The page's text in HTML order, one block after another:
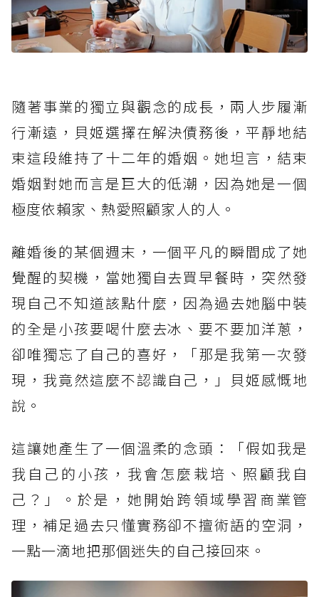
隨著事業的獨立與觀念的成長，兩人步履漸
行漸遠，貝姬選擇在解決債務後，平靜地結
束這段維持了十二年的婚姻。她坦言，結束
婚姻對她而言是巨大的低潮，因為她是一個
極度依賴家、熱愛照顧家人的人。
離婚後的某個週末，一個平凡的瞬間成了她
覺醒的契機，當她獨自去買早餐時，突然發
現自己不知道該點什麼，因為過去她腦中裝
的全是小孩要喝什麼去冰、要不要加洋蔥，
卻唯獨忘了自己的喜好，「那是我第一次發
現，我竟然這麼不認識自己，」貝姬感慨地
說。
這讓她產生了一個溫柔的念頭：「假如我是
我自己的小孩，我會怎麼栽培、照顧我自
己？」。於是，她開始跨領域學習商業管
理，補足過去只懂實務卻不擅術語的空洞，
一點一滴地把那個迷失的自己接回來。